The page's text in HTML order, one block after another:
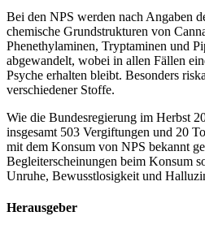
Bei den NPS werden nach Angaben
chemische Grundstrukturen von
Phenethylaminen, Tryptaminen und
abgewandelt, wobei in allen Fällen
Psyche erhalten bleibt. Besonders
verschiedener Stoffe.
Wie die Bundesregierung im Herbst
insgesamt 503 Vergiftungen und 20
mit dem Konsum von NPS bekannt
Begleiterscheinungen beim Konsum
Unruhe, Bewusstlosigkeit und
Herausgeber